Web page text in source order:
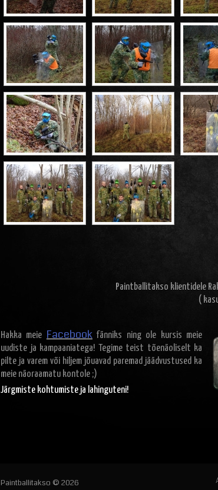
Paintballitakso klientidele
(
Hakka meie Facebookfänniks ning ole kursis meie
uudiste ja kampaaniatega! Tegime teist tõenäoliselt ka
pilte ja varem või hiljem jõuavad paremad jäädvustused ka
meie näoraamatu kontole ;)
Järgmiste kohtumiste ja lahinguteni!
Paintballitakso © 2026